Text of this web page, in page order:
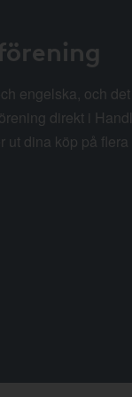
engelska, och det
direkt i
ut dina köp på flera